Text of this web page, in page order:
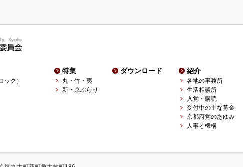
ク）
特集
丸・竹・夷
新・京ぶらり
ダウンロード 紹介
各地の事務所
生活相談所
入党・購読
受付中の主な募金
京都府党のあゆみ
人事と機構